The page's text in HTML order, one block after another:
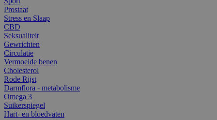
Prostaat
Stress en Slaap
CBD
Seksualiteit
Gewrichten
Circulatie
Vermoeide benen
Cholesterol
Rode Rijst
Darmflora - metabolisme
Omega 3
Suikerspiegel
Hart- en bloedvaten